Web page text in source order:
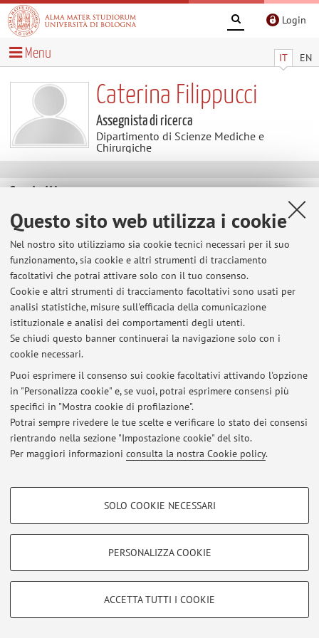
Questo sito web utilizza i cookie
Nel nostro sito utilizziamo sia cookie tecnici necessari per il suo
funzionamento, sia cookie e altri strumenti di tracciamento
facoltativi che potrai attivare solo con il tuo consenso.
Cookie e altri strumenti di tracciamento facoltativi sono usati per
analisi statistiche, misure sull'efficacia della comunicazione
istituzionale e analisi dei comportamenti degli utenti.
Se chiudi questo banner continuerai la navigazione solo con i
cookie necessari.
Puoi esprimere il consenso sui cookie facoltativi attivando l'opzione
in "Personalizza cookie" e, se vuoi, potrai esprimere consensi più
specifici in "Mostra cookie di profilazione".
Potrai sempre rivedere le tue scelte e verificare lo stato dei consensi
rientrando nella sezione "Impostazione cookie" del sito.
Per maggiori informazioni consulta la nostra Cookie policy.
COOKIE DI PROFILAZIONE - FACOLTATIVI
COOKIE TECNICI - NECESSARI
Si tratta di cookie tecnici utilizzati, a titolo esemplificativo, per il corretto
SOLO COOKIE NECESSARI
PERSONALIZZA COOKIE
ACCETTA TUTTI I COOKIE
Login
IT EN
Menu
Caterina Filippucci
Assegnista di ricerca
Dipartimento di Scienze Mediche e
Chirurgiche
Contatti
E-mail: caterina.filippucci2@unibo.it
Dipartimento di Scienze Mediche e Chirurgiche
Via Massarenti 9, Bologna -Vai alla mappa
Ultimi avvisi
Al momento non sono presenti avvisi.
Area riservata
per gestire tutti i contenuti del sito.
© 2026 - ALMA MATER STUDIORUM - Università di Bologna - Via
Zamboni, 33 - 40126 Bologna - Partita IVA: 01131710376
Privacy|Note legali|Impostazioni Cookie